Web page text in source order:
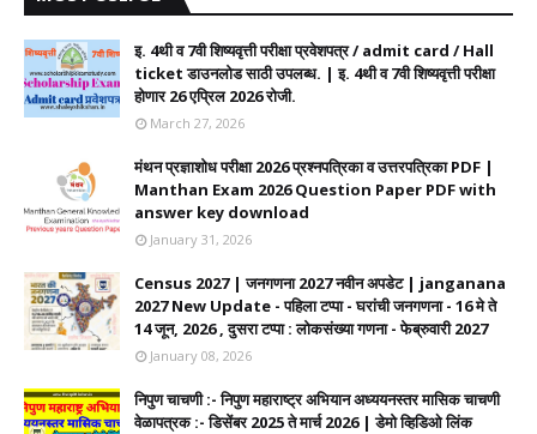
इ. 4थी व 7वी शिष्यवृत्ती परीक्षा प्रवेशपत्र / admit card / Hall
ticket डाउनलोड साठी उपलब्ध. | इ. 4थी व 7वी शिष्यवृत्ती परीक्षा
होणार 26 एप्रिल 2026 रोजी.
March 27, 2026
मंथन प्रज्ञाशोध परीक्षा 2026 प्रश्नपत्रिका व उत्तरपत्रिका PDF |
Manthan Exam 2026 Question Paper PDF with
answer key download
January 31, 2026
Census 2027 | जनगणना 2027 नवीन अपडेट | janganana
2027 New Update - पहिला टप्पा - घरांची जनगणना - 16 मे ते
14 जून, 2026 , दुसरा टप्पा : लोकसंख्या गणना - फेब्रुवारी 2027
January 08, 2026
निपुण चाचणी :- निपुण महाराष्ट्र अभियान अध्ययनस्तर मासिक चाचणी
वेळापत्रक :- डिसेंबर 2025 ते मार्च 2026 | डेमो व्हिडिओ लिंक